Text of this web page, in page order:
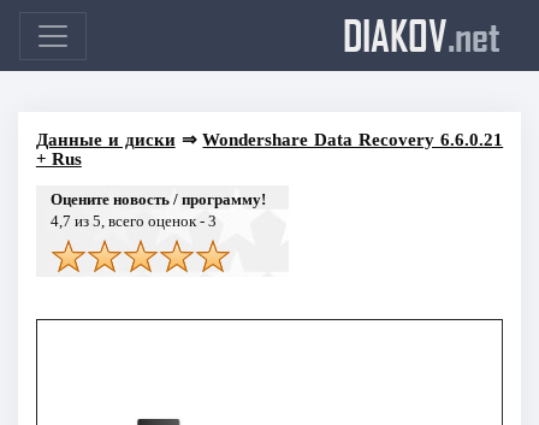
DIAKOV.net
Данные и диски⇒Wondershare Data Recovery 6.6.0.21
+ Rus
Оцените новость / программу!
4,7 из 5, всего оценок - 3